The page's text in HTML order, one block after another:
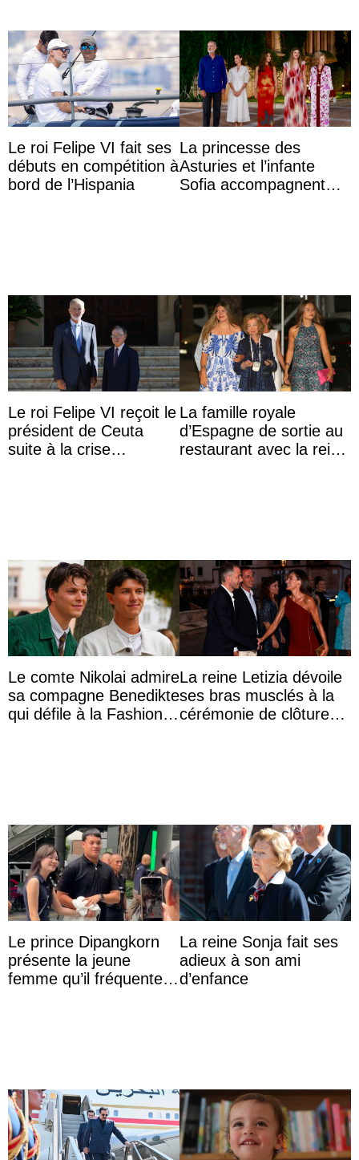
Le roi Felipe VI fait ses
débuts en compétition à
bord de l’Hispania
La princesse des
Asturies et l’infante
Sofia accompagnent
Le roi Felipe VI reçoit le
président de Ceuta
suite à la crise
La famille royale
d’Espagne de sortie au
restaurant avec la reine
Le comte Nikolai admire
sa compagne Benedikte
qui défile à la Fashion
La reine Letizia dévoile
ses bras musclés à la
cérémonie de clôture
Le prince Dipangkorn
présente la jeune
femme qu’il fréquente à
La reine Sonja fait ses
adieux à son ami
d’enfance